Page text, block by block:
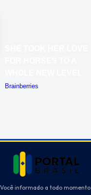
Você informado a todo momento